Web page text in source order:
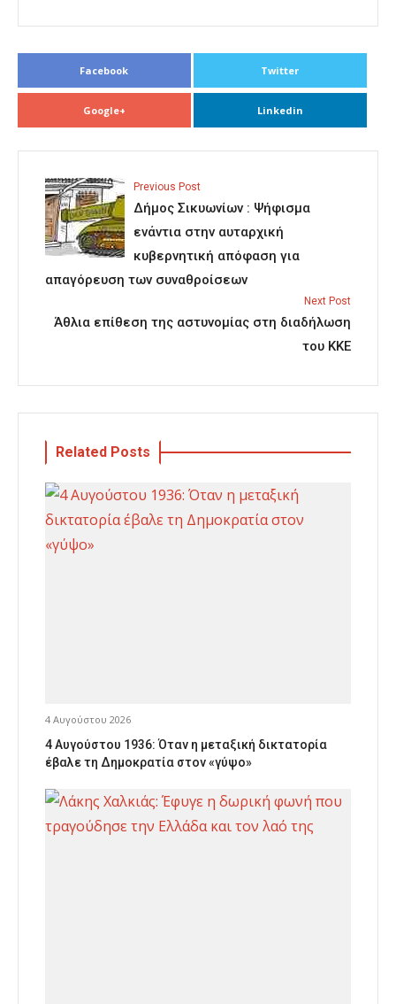
Facebook Twitter
Google+ Linkedin
Previous Post
Δήμος Σικυωνίων : Ψήφισμα
ενάντια στην αυταρχική
κυβερνητική απόφαση για
απαγόρευση των συναθροίσεων
Next Post
Άθλια επίθεση της αστυνομίας στη διαδήλωση
του ΚΚΕ
Related Posts
4 Αυγούστου 2026
4 Αυγούστου 1936: Όταν η μεταξική δικτατορία
έβαλε τη Δημοκρατία στον «γύψο»